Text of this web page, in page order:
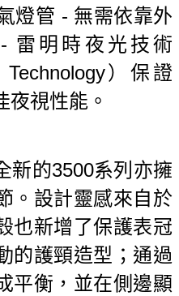
燈管 - 無需依靠外
雷明時夜光技術
Technology）保證
夜視性能。
新的3500系列亦擁
。 設計靈感來自於
也新增了保護表冠
的護頸造型；通過
平衡，並在側邊顯